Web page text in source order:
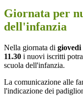
Giornata per
dell'infanzia
Nella giornata di giovedi
11.30 i nuovi iscritti
scuola dell'infanzia.
La comunicazione alle
l'indicazione dei